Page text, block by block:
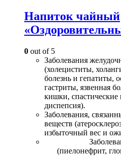
Напиток чайный
0 out of 5
Заболевания
(холециститы,
болезнь и гепатиты,
гастриты, язвенная
кишки, спастические
диспепсия).
Заболевания,
веществ
избыточный вес и
(пиелонефрит,